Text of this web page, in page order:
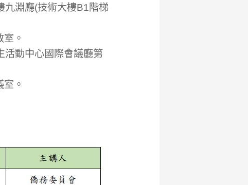
九淵廳(技術大樓B1階梯
。
活動中心國際會議廳第
。